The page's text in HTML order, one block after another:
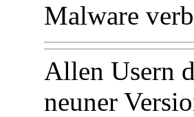
Malware
Allen Usern
neuner